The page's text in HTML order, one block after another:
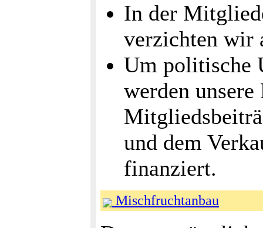
In der
verzichten wir
Um politische
werden unsere
und dem
finanziert.
Mischfruchtanbau